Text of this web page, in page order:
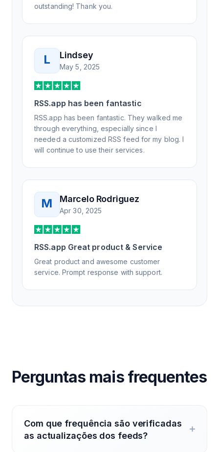
outstanding! Thank you.
L Lindsey
May 5, 2025
RSS.app has been fantastic
RSS.app has been fantastic. They walked me
through everything, especially since I
needed a customized RSS feed for my blog. I
will continue to use their services.
M Marcelo Rodriguez
Apr 30, 2025
RSS.app Great product & Service
Great product and awesome customer
service. Prompt response with support.
Perguntas mais frequentes
Com que frequência são verificadas
as actualizações dos feeds?